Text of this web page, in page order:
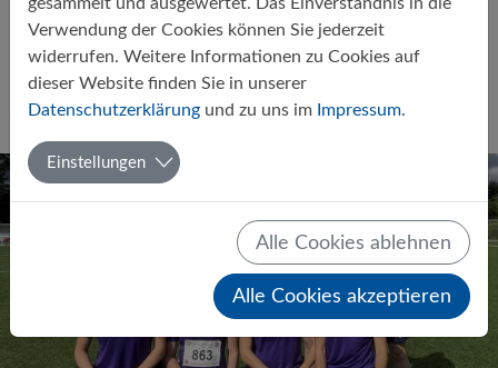
Grandioser Auftritt unserer
Leichtathleten 2025 in
Osnabrück-Gretesch
02.06.2025
Verwendung der Cookies können Sie jederzeit
widerrufen. Weitere Informationen zu Cookies auf
dieser Website finden Sie in unserer
Datenschutzerklärung und zu uns im Impressum.
Einstellungen
Alle Cookies ablehnen
Alle Cookies akzeptieren